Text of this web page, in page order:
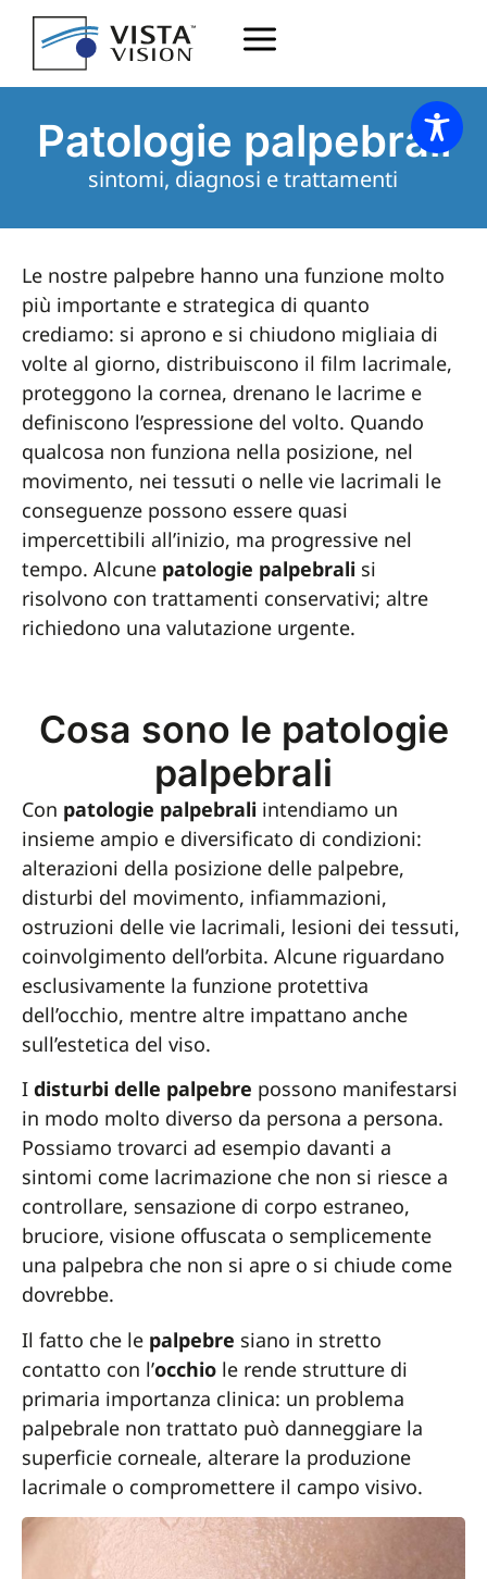
Patologie palpebrali
sintomi, diagnosi e trattamenti
Le nostre palpebre hanno una funzione molto
più importante e strategica di quanto
crediamo: si aprono e si chiudono migliaia di
volte al giorno, distribuiscono il film lacrimale,
proteggono la cornea, drenano le lacrime e
definiscono l’espressione del volto. Quando
qualcosa non funziona nella posizione, nel
movimento, nei tessuti o nelle vie lacrimali le
conseguenze possono essere quasi
impercettibili all’inizio, ma progressive nel
tempo. Alcune patologie palpebrali si
risolvono con trattamenti conservativi; altre
richiedono una valutazione urgente.
Cosa sono le patologie
palpebrali
Con patologie palpebrali intendiamo un
insieme ampio e diversificato di condizioni:
alterazioni della posizione delle palpebre,
disturbi del movimento, infiammazioni,
ostruzioni delle vie lacrimali, lesioni dei tessuti,
coinvolgimento dell’orbita. Alcune riguardano
esclusivamente la funzione protettiva
dell’occhio, mentre altre impattano anche
sull’estetica del viso.
I disturbi delle palpebre possono manifestarsi
in modo molto diverso da persona a persona.
Possiamo trovarci ad esempio davanti a
sintomi come lacrimazione che non si riesce a
controllare, sensazione di corpo estraneo,
bruciore, visione offuscata o semplicemente
una palpebra che non si apre o si chiude come
dovrebbe.
Il fatto che le palpebre siano in stretto
contatto con l’occhio le rende strutture di
primaria importanza clinica: un problema
palpebrale non trattato può danneggiare la
superficie corneale, alterare la produzione
lacrimale o compromettere il campo visivo.